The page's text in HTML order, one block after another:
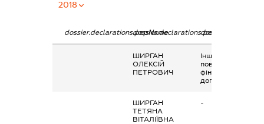
2018
dossier.declarations.pepNamedossier.declarations.personName
ШИРГАН
ОЛЕКСІЙ
ПЕТРОВИЧ
Інше, сума
поворотної
фінансової
допомоги
ШИРГАН
ТЕТЯНА
ВІТАЛІЇВНА
-